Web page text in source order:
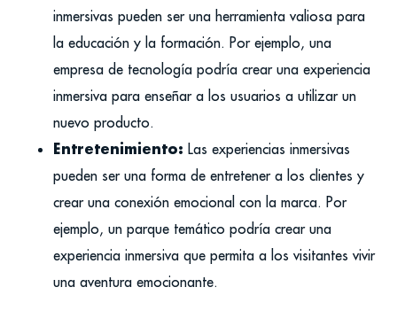
inmersivas pueden ser una herramienta valiosa para
la educación y la formación. Por ejemplo, una
empresa de tecnología podría crear una experiencia
inmersiva para enseñar a los usuarios a utilizar un
nuevo producto.
Entretenimiento: Las experiencias inmersivas
pueden ser una forma de entretener a los clientes y
crear una conexión emocional con la marca. Por
ejemplo, un parque temático podría crear una
experiencia inmersiva que permita a los visitantes vivir
una aventura emocionante.